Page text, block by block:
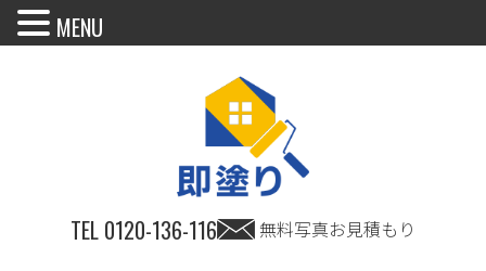
TEL 0120-136-116 無料写真お見積もり
MENU